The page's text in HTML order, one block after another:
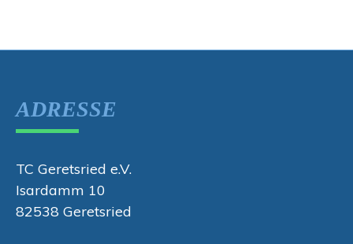
ADRESSE
TC Geretsried e.V.
Isardamm 10
82538 Geretsried